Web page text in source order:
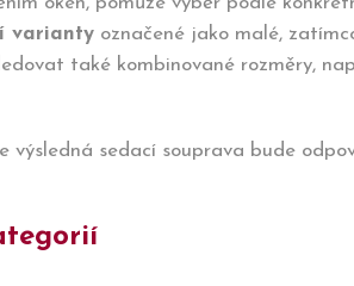
varianty označené jako malé,
také kombinované rozměry,
sedací souprava bude